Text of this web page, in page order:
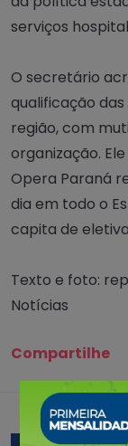
serviços
O secretário
qualificação
região, com
organização.
Opera Paraná
dia em todo o
capita de
Texto e foto:
Notícias
Compartilhe